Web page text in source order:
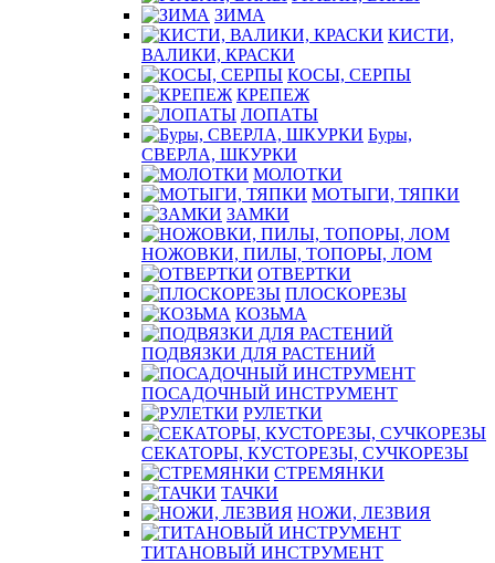
ЗИМА
КИСТИ,
ВАЛИКИ, КРАСКИ
КОСЫ, СЕРПЫ
КРЕПЕЖ
ЛОПАТЫ
Буры,
СВЕРЛА, ШКУРКИ
МОЛОТКИ
МОТЫГИ, ТЯПКИ
ЗАМКИ
НОЖОВКИ, ПИЛЫ, ТОПОРЫ, ЛОМ
ОТВЕРТКИ
ПЛОСКОРЕЗЫ
КОЗЬМА
ПОДВЯЗКИ ДЛЯ РАСТЕНИЙ
ПОСАДОЧНЫЙ ИНСТРУМЕНТ
РУЛЕТКИ
СЕКАТОРЫ, КУСТОРЕЗЫ, СУЧКОРЕЗЫ
СТРЕМЯНКИ
ТАЧКИ
НОЖИ, ЛЕЗВИЯ
ТИТАНОВЫЙ ИНСТРУМЕНТ